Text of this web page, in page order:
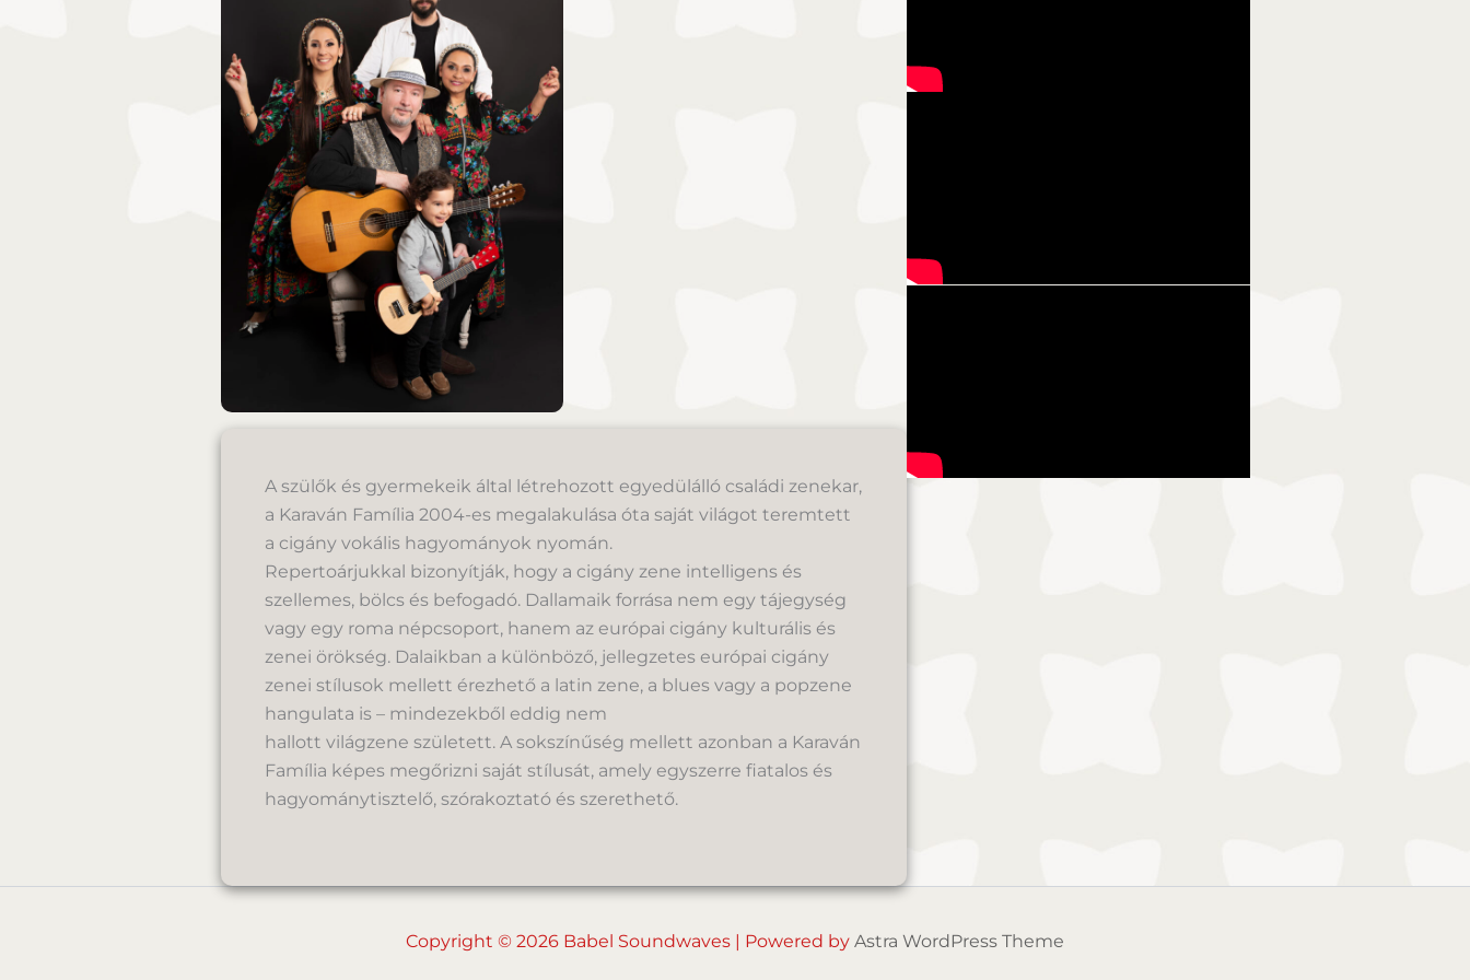
A szülők és gyermekeik által létrehozott egyedülálló családi zenekar,
a Karaván Família 2004-es megalakulása óta saját világot teremtett
a cigány vokális hagyományok nyomán.
Repertoárjukkal bizonyítják, hogy a cigány zene intelligens és
szellemes, bölcs és befogadó. Dallamaik forrása nem egy tájegység
vagy egy roma népcsoport, hanem az európai cigány kulturális és
zenei örökség. Dalaikban a különböző, jellegzetes európai cigány
zenei stílusok mellett érezhető a latin zene, a blues vagy a popzene
hangulata is – mindezekből eddig nem
hallott világzene született. A sokszínűség mellett azonban a Karaván
Família képes megőrizni saját stílusát, amely egyszerre fiatalos és
hagyománytisztelő, szórakoztató és szerethető.
Copyright © 2026 Babel Soundwaves | Powered by Astra WordPress Theme